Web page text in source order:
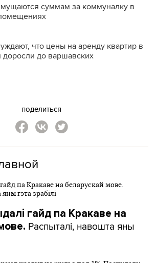
суммам за коммуналку в
что цены на аренду квартир в
доросли до варшавских
поделиться
гайд па Кракаве на
Распыталі, навошта яны